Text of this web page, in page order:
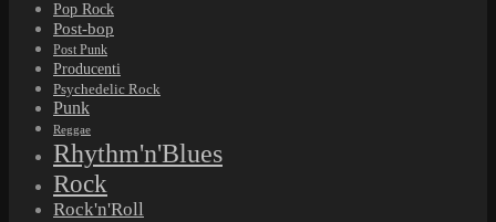
Pop Rock
Post-bop
Post Punk
Producenti
Psychedelic Rock
Punk
Reggae
Rhythm'n'Blues
Rock
Rock'n'Roll